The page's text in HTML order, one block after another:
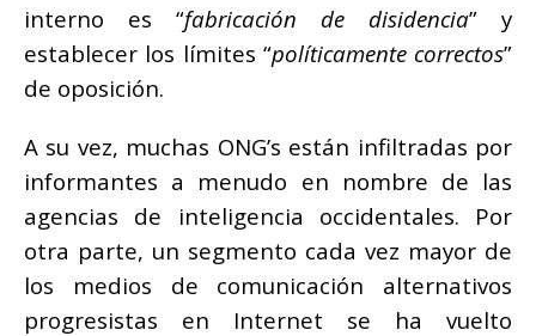
interno es “fabricación de disidencia” y
establecer los límites “políticamente correctos”
de oposición.
A su vez, muchas ONG’s están infiltradas por
informantes a menudo en nombre de las
agencias de inteligencia occidentales. Por
otra parte, un segmento cada vez mayor de
los medios de comunicación alternativos
progresistas en Internet se ha vuelto